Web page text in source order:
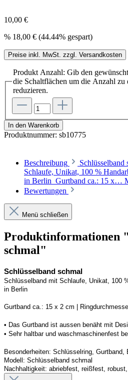
10,00 €
% 18,00 € (44.44% gespart)
Preise inkl. MwSt. zzgl. Versandkosten
Produkt Anzahl: Gib den
die Schaltflächen um die Anzahl zu
reduzieren.
In den Warenkorb
Produktnummer: sb10775
Beschreibung
Schlüsselband
Schlaufe, Unikat, 100 %
in Berlin Gurtband ca.: 15 x…
Bewertungen
Menü schließen
Produktinformationen
schmal"
Schlüsselband schmal
Schlüsselband mit Schlaufe, Unikat, 100
in Berlin
Gurtband ca.: 15 x 2 cm |
• Das Gurtband ist aussen benäht mit
• Sehr haltbar und waschmaschinenfest
Besonderheiten: Schlüsselring, Gurtband,
Modell: Schlüsselband schmal
Nachhaltigkeit: abriebfest, reißfest,